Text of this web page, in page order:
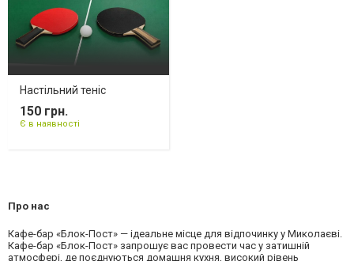
Настільний теніс
150 грн.
Є в наявності
Про нас
Кафе-бар «Блок-Пост» — ідеальне місце для відпочинку у Миколаєві.
Кафе-бар «Блок-Пост» запрошує вас провести час у затишній
атмосфері, де поєднуються домашня кухня, високий рівень